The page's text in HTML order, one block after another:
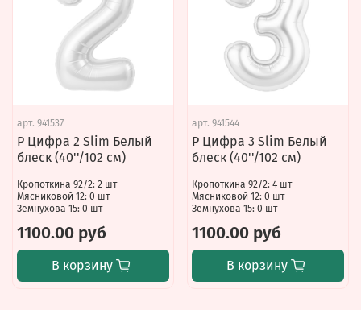
арт. 941537
Р Цифра 2 Slim Белый
блеск (40''/102 см)
Кропоткина 92/2: 2 шт
Мясниковой 12: 0 шт
Земнухова 15: 0 шт
1100.00 руб
В корзину
арт. 941544
Р Цифра 3 Slim Белый
блеск (40''/102 см)
Кропоткина 92/2: 4 шт
Мясниковой 12: 0 шт
Земнухова 15: 0 шт
1100.00 руб
В корзину